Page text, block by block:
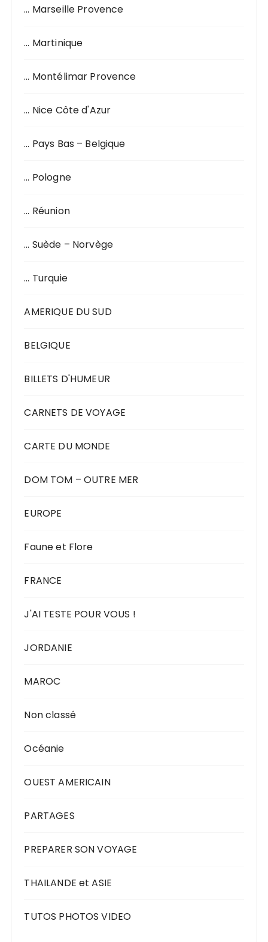
… Marseille Provence
… Martinique
… Montélimar Provence
… Nice Côte d'Azur
… Pays Bas – Belgique
… Pologne
… Réunion
… Suède – Norvège
… Turquie
AMERIQUE DU SUD
BELGIQUE
BILLETS D'HUMEUR
CARNETS DE VOYAGE
CARTE DU MONDE
DOM TOM – OUTRE MER
EUROPE
Faune et Flore
FRANCE
J'AI TESTE POUR VOUS !
JORDANIE
MAROC
Non classé
Océanie
OUEST AMERICAIN
PARTAGES
PREPARER SON VOYAGE
THAILANDE et ASIE
TUTOS PHOTOS VIDEO